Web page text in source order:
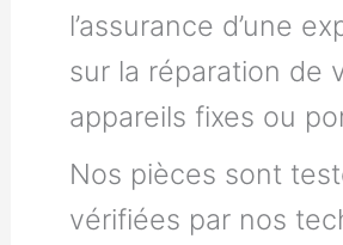
l’assurance d’une
sur la réparation de
appareils fixes ou
Nos pièces sont
vérifiées par nos